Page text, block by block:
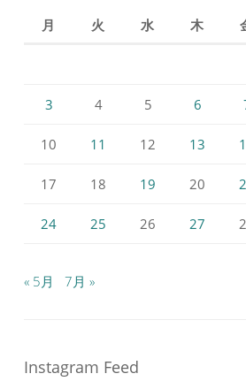
月 火 水 木
3 4 5 6
10 11 12 13
17 18 19 20
24 25 26 27
« 5月 7月 »
Instagram Feed